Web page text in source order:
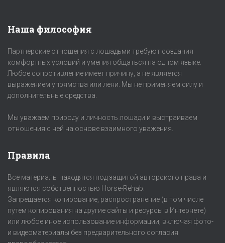
Наша философия
Партнерские отношения с лошадьми требуют создания
комфортных условий и умения общаться на одном языке.
Любое сопротивление имеет причину, а не является
выражением упрямства или лени. Мы не применяем силу и
дополнительные средства.
Мы уважаем природу и личность лошади и выстраиваем
отношения с ней на основе взаимного уважения.
Правила
Все материалы находятся под защитой авторского права и
являются собственностью Horse-Rehab.
Запрещается копирование, распространение (в том числе
путем копирования на другие сайты и ресурсы в Интернете)
или любое иное использование информации, включая фото-
и видеоматериалы без предварительного согласия